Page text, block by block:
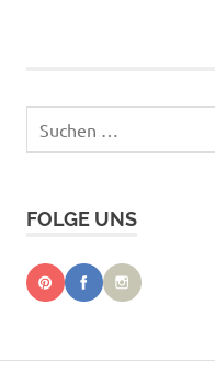
FOLGE UNS